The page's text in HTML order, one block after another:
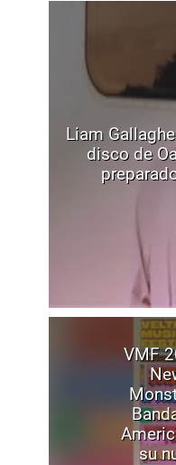
Liam
disco de
VMF
su